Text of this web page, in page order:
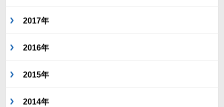
2017年
2016年
2015年
2014年